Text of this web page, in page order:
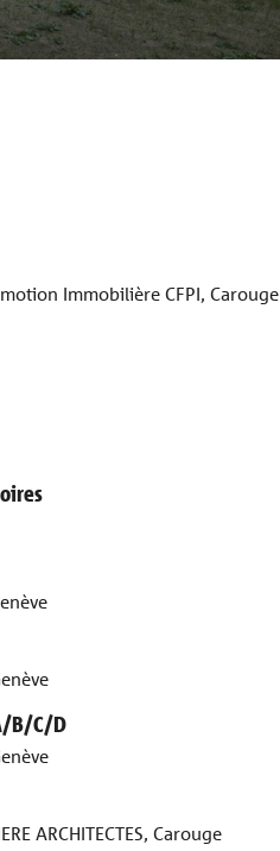
Immobilière CFPI, Carouge
B/C/D
ARCHITECTES, Carouge